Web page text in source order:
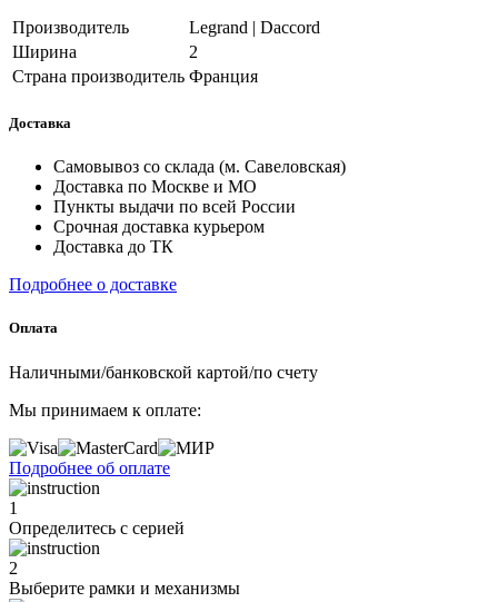
Производитель
Legrand | Daccord
Ширина
2
Страна производитель Франция
Доставка
Самовывоз со склада (м. Савеловская)
Доставка по Москве и МО
Пункты выдачи по всей России
Срочная доставка курьером
Доставка до ТК
Подробнее о доставке
Оплата
Наличными/банковской картой/по счету
Мы принимаем к оплате:
Подробнее об оплате
1
Определитесь с серией
2
Выберите рамки и механизмы